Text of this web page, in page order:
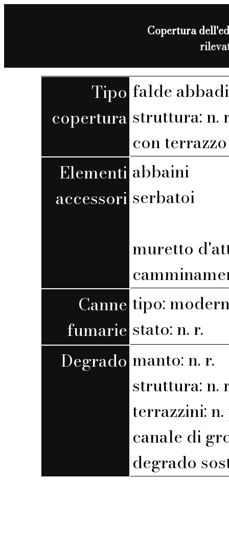
Copertura
Tipo
copertura
falde
struttura: n.
con
Elementi
accessori
abbaini
serbatoi
muretto
Canne
fumarie
tipo:
stato: n. r.
Degrado manto: n. r.
struttura: n.
terrazzini: n.
canale di
degrado